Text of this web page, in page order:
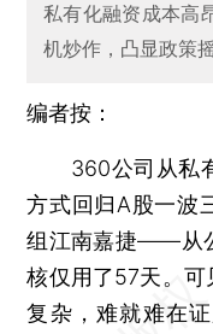
私有化融资成本高
机炒作，凸显政策
编者按：
360公司从私有
方式回归A股一
组江南嘉捷——从
核仅用了57天。可
复杂，难就难在